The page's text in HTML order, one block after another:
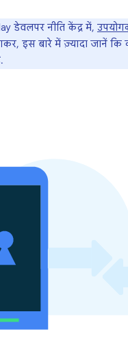
डेवलपर नीति केंद्र में,
इस बारे में ज़्यादा जानें कि